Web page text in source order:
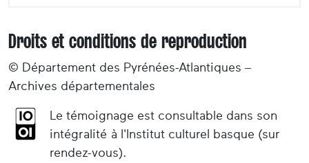
Droits et conditions de reproduction
© Département des Pyrénées-Atlantiques –
Archives départementales
Le témoignage est consultable dans son
intégralité à l'Institut culturel basque (sur
rendez-vous).